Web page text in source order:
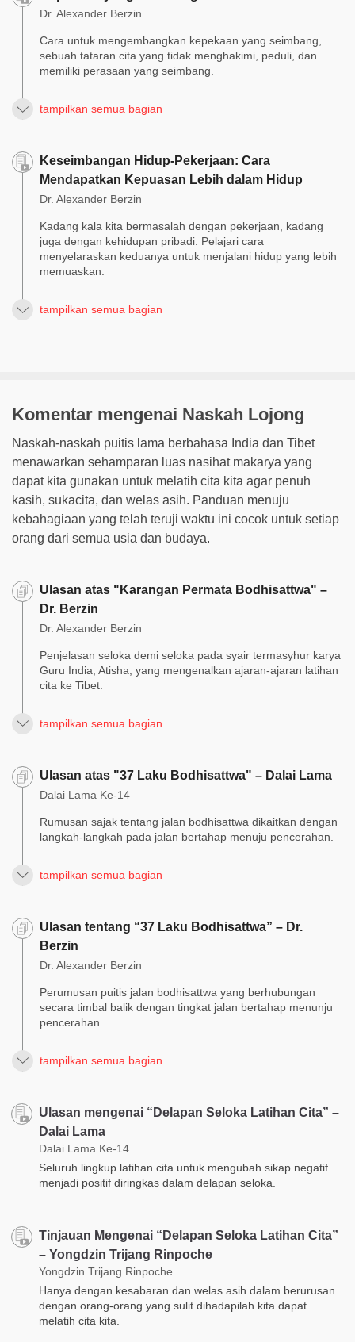
Dr. Alexander Berzin
Cara untuk mengembangkan kepekaan yang seimbang,
sebuah tataran cita yang tidak menghakimi, peduli, dan
memiliki perasaan yang seimbang.
tampilkan semua bagian
Keseimbangan Hidup-Pekerjaan: Cara
Mendapatkan Kepuasan Lebih dalam Hidup
Dr. Alexander Berzin
Kadang kala kita bermasalah dengan pekerjaan, kadang
juga dengan kehidupan pribadi. Pelajari cara
menyelaraskan keduanya untuk menjalani hidup yang lebih
memuaskan.
tampilkan semua bagian
Komentar mengenai Naskah Lojong
Naskah-naskah puitis lama berbahasa India dan Tibet
menawarkan sehamparan luas nasihat makarya yang
dapat kita gunakan untuk melatih cita kita agar penuh
kasih, sukacita, dan welas asih. Panduan menuju
kebahagiaan yang telah teruji waktu ini cocok untuk setiap
orang dari semua usia dan budaya.
Ulasan atas "Karangan Permata Bodhisattwa" –
Dr. Berzin
Dr. Alexander Berzin
Penjelasan seloka demi seloka pada syair termasyhur karya
Guru India, Atisha, yang mengenalkan ajaran-ajaran latihan
cita ke Tibet.
tampilkan semua bagian
Ulasan atas "37 Laku Bodhisattwa" – Dalai Lama
Dalai Lama Ke-14
Rumusan sajak tentang jalan bodhisattwa dikaitkan dengan
langkah-langkah pada jalan bertahap menuju pencerahan.
tampilkan semua bagian
Ulasan tentang “37 Laku Bodhisattwa” – Dr.
Berzin
Dr. Alexander Berzin
Perumusan puitis jalan bodhisattwa yang berhubungan
secara timbal balik dengan tingkat jalan bertahap menunju
pencerahan.
tampilkan semua bagian
Ulasan mengenai “Delapan Seloka Latihan Cita” –
Dalai Lama
Dalai Lama Ke-14
Seluruh lingkup latihan cita untuk mengubah sikap negatif
menjadi positif diringkas dalam delapan seloka.
Tinjauan Mengenai “Delapan Seloka Latihan Cita”
– Yongdzin Trijang Rinpoche
Yongdzin Trijang Rinpoche
Hanya dengan kesabaran dan welas asih dalam berurusan
dengan orang-orang yang sulit dihadapilah kita dapat
melatih cita kita.